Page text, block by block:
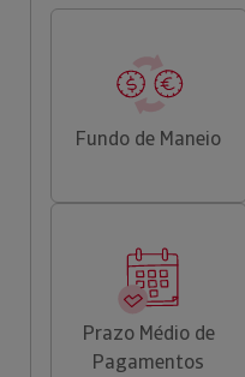
Fundo de Maneio
Prazo Médio de
Pagamentos